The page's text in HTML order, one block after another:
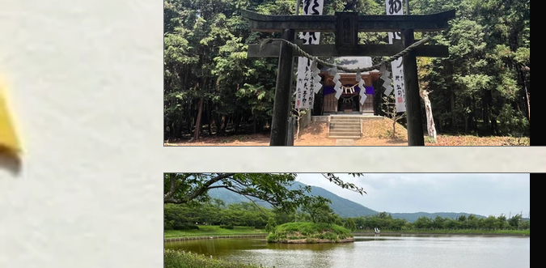
今泉優子 | 大曽根 R8地域ガイド 地域活性化プラン